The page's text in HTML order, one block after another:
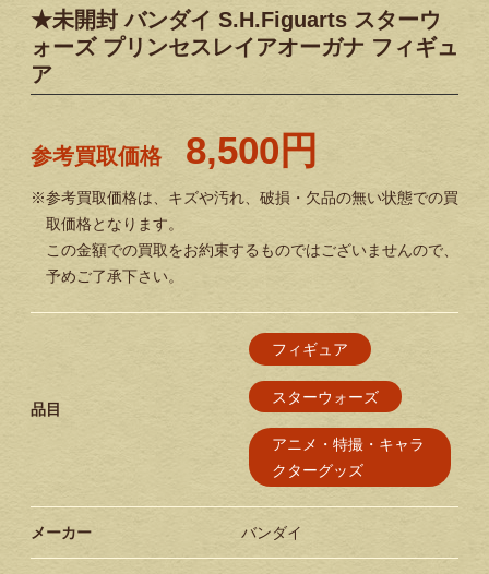
★未開封 バンダイ S.H.Figuarts スターウ
ォーズ プリンセスレイアオーガナ フィギュ
ア
参考買取価格 8,500円
※参考買取価格は、キズや汚れ、破損・欠品の無い状態での買
取価格となります。
この金額での買取をお約束するものではございませんので、
予めご了承下さい。
品目
フィギュア
スターウォーズ
アニメ・特撮・キャラ
クターグッズ
メーカー バンダイ